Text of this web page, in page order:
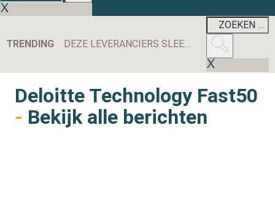
TRENDING DEZE LEVERANCIERS SLEEPTEN DE MEESTE AANBESTEDINGEN BINNEN IN 2025
Deloitte Technology Fast50
- Bekijk alle berichten